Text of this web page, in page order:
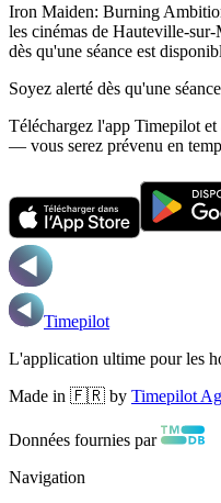
Iron Maiden: Burning
les cinémas de Hauteville-sur-
dès qu'une séance est
Soyez alerté dès qu'une
Téléchargez l'app Timepilot
— vous serez prévenu en
Timepilot
L'application ultime pour les
Made in 🇫🇷 by Timepilot
Données fournies par
Navigation